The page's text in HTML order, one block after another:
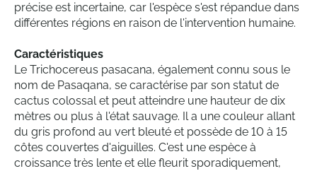
précise est incertaine, car l'espèce s'est répandue dans
différentes régions en raison de l'intervention humaine.
Caractéristiques
Le Trichocereus pasacana, également connu sous le
nom de Pasaqana, se caractérise par son statut de
cactus colossal et peut atteindre une hauteur de dix
mètres ou plus à l'état sauvage. Il a une couleur allant
du gris profond au vert bleuté et possède de 10 à 15
côtes couvertes d'aiguilles. C'est une espèce à
croissance très lente et elle fleurit sporadiquement,